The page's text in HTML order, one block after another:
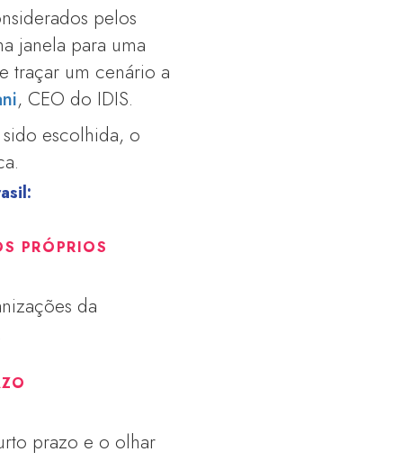
pelos
janela para uma
traçar um cenário a
, CEO do IDIS.
escolhida, o
PRÓPRIOS
da
prazo e o olhar